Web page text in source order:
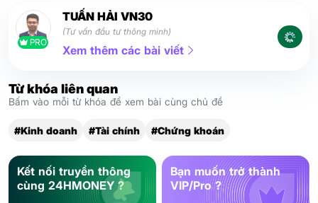
PRO
TUẤN HẢI VN30
(Tư vấn đầu tư thông minh)
Xem thêm các bài viết
Từ khóa liên quan
Bấm vào mỗi từ khóa để xem bài cùng chủ đề
#Kinh doanh #Tài chính #Chứng khoán
Kết nối truyền thông
cùng 24HMONEY ?
Bạn muốn trở thành
VIP/Pro ?